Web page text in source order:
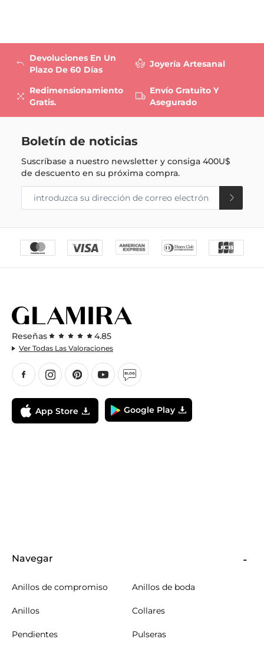
Devoluciones En Un
Plazo De 60 Días
Redimensionamiento
Gratis.
Joyería Artesanal
Envío Gratuito Y
Asegurado
Boletín de noticias
Suscríbase a nuestro newsletter y consiga400U$
de descuento en su próxima compra.
Reseñas 4.85
Ver Todas Las Valoraciones
App Store Google Play
Navegar
Anillos de compromiso Anillos de boda
Anillos Collares
Pendientes Pulseras